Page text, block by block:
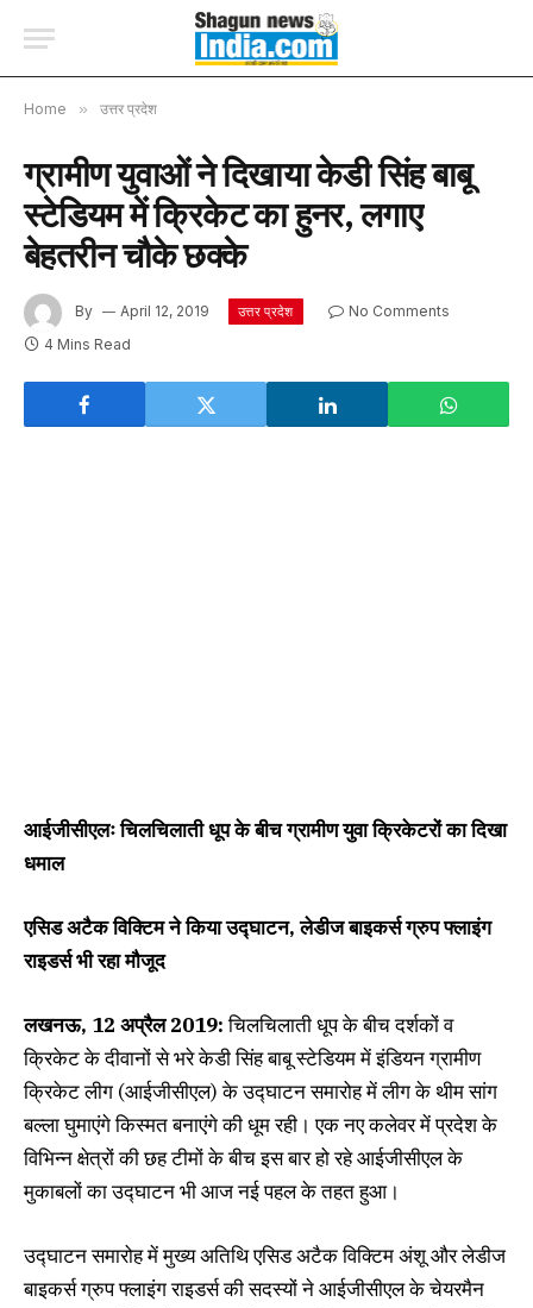
Home » उत्तर प्रदेश
ग्रामीण युवाओं ने दिखाया केडी सिंह बाबू
स्टेडियम में क्रिकेट का हुनर, लगाए
बेहतरीन चौके छक्के
By April 12, 2019 उत्तर प्रदेश
No Comments
4 Mins Read
आईजीसीएलः चिलचिलाती धूप के बीच ग्रामीण युवा क्रिकेटरों का दिखा
धमाल
एसिड अटैक विक्टिम ने किया उद्घाटन, लेडीज बाइकर्स ग्रुप फ्लाइंग
राइडर्स भी रहा मौजूद
लखनऊ, 12 अप्रैल 2019:चिलचिलाती धूप के बीच दर्शकों व
क्रिकेट के दीवानों से भरे केडी सिंह बाबू स्टेडियम में इंडियन ग्रामीण
क्रिकेट लीग (आईजीसीएल) के उद्घाटन समारोह में लीग के थीम सांग
बल्ला घुमाएंगे किस्मत बनाएंगे की धूम रही। एक नए कलेवर में प्रदेश के
विभिन्न क्षेत्रों की छह टीमों के बीच इस बार हो रहे आईजीसीएल के
मुकाबलों का उद्घाटन भी आज नई पहल के तहत हुआ।
उद्घाटन समारोह में मुख्य अतिथि एसिड अटैक विक्टिम अंशू और लेडीज
बाइकर्स ग्रुप फ्लाइंग राइडर्स की सदस्यों ने आईजीसीएल के चेयरमैन